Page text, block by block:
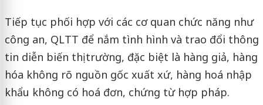
Tiếp tục phối hợp với các cơ quan chức năng như
công an, QLTT để nắm tình hình và trao đổi thông
tin diễn biến thị trường, đặc biệt là hàng giả, hàng
hóa không rõ nguồn gốc xuất xứ, hàng hoá nhập
khẩu không có hoá đơn, chứng từ hợp pháp.